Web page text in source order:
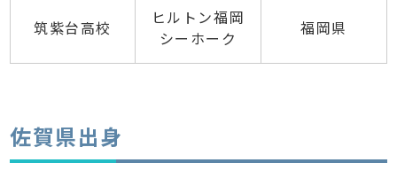
筑紫台高校
ヒルトン福岡
シーホーク
福岡県
佐賀県出身